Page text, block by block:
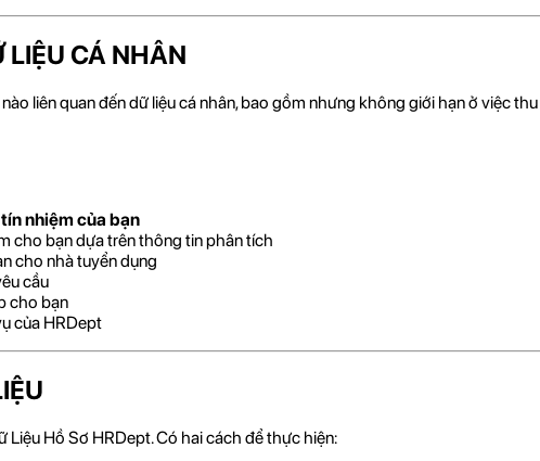
LIỆU CÁ NHÂN
liên quan đến dữ liệu cá nhân, bao gồm nhưng không giới hạn ở việc
nhiệm của bạn
cho bạn dựa trên thông tin phân tích
cho nhà tuyển dụng
cầu
cho bạn
của HRDept
Hồ Sơ HRDept. Có hai cách để thực hiện: